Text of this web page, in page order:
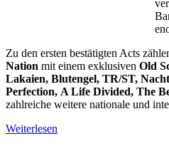
Zu den ersten bestätigten Acts
Nation mit einem exklusiven Old
Lakaien, Blutengel, TR/ST,
Perfection, A Life Divided, The
zahlreiche weitere nationale und
Weiterlesen